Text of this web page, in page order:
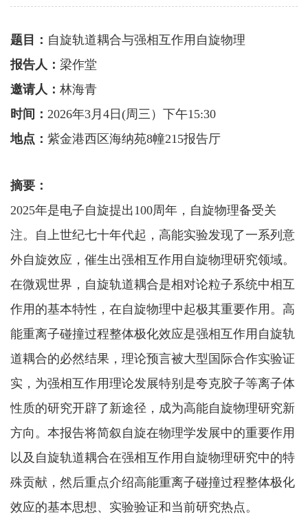
题目： 自旋轨道耦合与强相互作用自旋物理
报告人： 梁作堂
邀请人： 林海青
时间： 2026年3月4日(周三）下午15:30
地点： 紫金港西区海纳苑8幢215报告厅
摘要：
2025年是电子自旋提出100周年，自旋物理备受关
注。自上世纪七十年代起，高能实验发现了一系列意
外自旋效应，催生出强相互作用自旋物理研究领域。
在微观世界，自旋轨道耦合是相对论粒子系统中相互
作用的基本特性，在自旋物理中起极其重要作用。高
能重离子碰撞过程整体极化效应是强相互作用自旋轨
道耦合的必然结果，理论预言被大型国际合作实验证
实，为强相互作用理论发展特别是夸克胶子等离子体
性质的研究开辟了新途径，成为高能自旋物理研究新
方向。本报告将简叙自旋在物理学发展中的重要作用
以及自旋轨道耦合在强相互作用自旋物理研究中的特
殊贡献，然后重点介绍高能重离子碰撞过程整体极化
效应的基本思想、实验验证和当前研究热点。